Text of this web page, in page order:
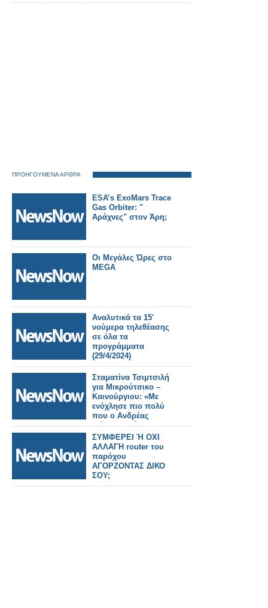
ΠΡΟΗΓΟΥΜΕΝΑ ΑΡΘΡΑ
ESA’s ExoMars Trace
Gas Orbiter: "
Αράχνες" στον Άρη;
Οι Μεγάλες Ώρες στο
MEGA
Αναλυτικά τα 15'
νούμερα τηλεθέασης
σε όλα τα
προγράμματα
(29/4/2024)
Σταματίνα Τσιμτσιλή
για Μικρούτσικο –
Καινούργιου: «Με
ενόχλησε πιο πολύ
που ο Ανδρέας
εξέθεσε πράγματα
εντός πλατό»
ΣΥΜΦΕΡΕΙ Ή ΟΧΙ
ΑΛΛΑΓΗ router του
παρόχου
ΑΓΟΡΖΟΝΤΑΣ ΔΙΚΟ
ΣΟΥ;